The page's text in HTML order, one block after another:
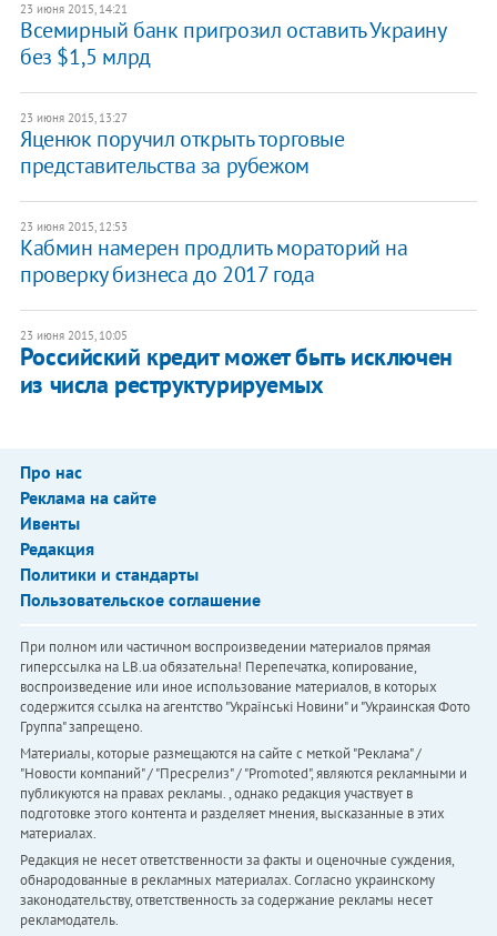
23 июня 2015, 14:21
Всемирный банк пригрозил оставить Украину
без $1,5 млрд
23 июня 2015, 13:27
Яценюк поручил открыть торговые
представительства за рубежом
23 июня 2015, 12:53
Кабмин намерен продлить мораторий на
проверку бизнеса до 2017 года
23 июня 2015, 10:05
Российский кредит может быть исключен
из числа реструктурируемых
Про нас
Реклама на сайте
Ивенты
Редакция
Политики и стандарты
Пользовательское соглашение
При полном или частичном воспроизведении материалов прямая
гиперссылка на LB.ua обязательна! Перепечатка, копирование,
воспроизведение или иное использование материалов, в которых
содержится ссылка на агентство "Українськi Новини" и "Украинская Фото
Группа" запрещено.
Материалы, которые размещаются на сайте с меткой "Реклама" /
"Новости компаний" / "Пресрелиз" / "Promoted", являются рекламными и
публикуются на правах рекламы. , однако редакция участвует в
подготовке этого контента и разделяет мнения, высказанные в этих
материалах.
Редакция не несет ответственности за факты и оценочные суждения,
обнародованные в рекламных материалах. Согласно украинскому
законодательству, ответственность за содержание рекламы несет
рекламодатель.